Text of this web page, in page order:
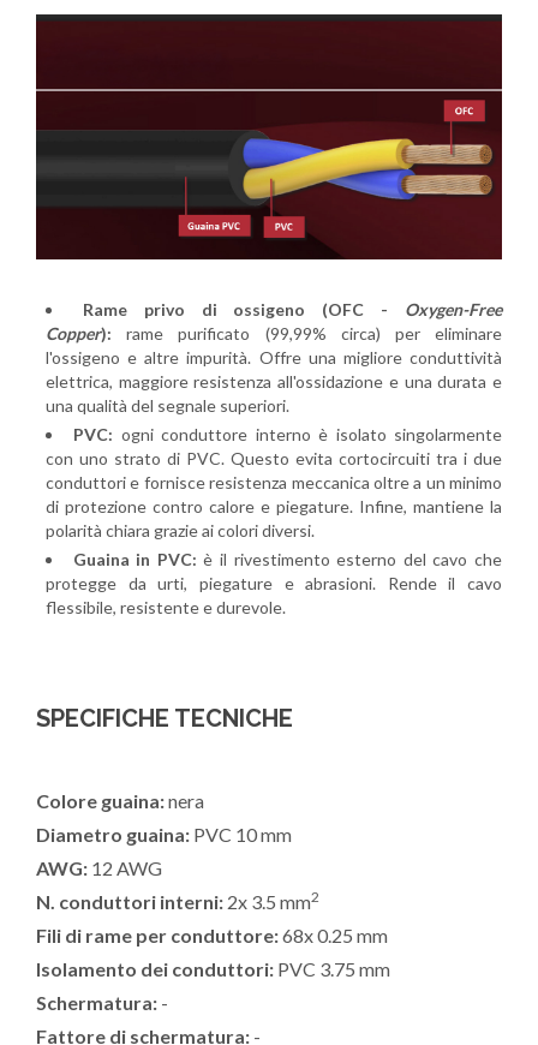
Rame privo di ossigeno (OFC - Oxygen-Free
Copper): rame purificato (99,99% circa) per eliminare
l'ossigeno e altre impurità. Offre una migliore conduttività
elettrica, maggiore resistenza all'ossidazione e una durata e
una qualità del segnale superiori.
PVC: ogni conduttore interno è isolato singolarmente
con uno strato di PVC. Questo evita cortocircuiti tra i due
conduttori e fornisce resistenza meccanica oltre a un minimo
di protezione contro calore e piegature. Infine, mantiene la
polarità chiara grazie ai colori diversi.
Guaina in PVC:è il rivestimento esterno del cavo che
protegge da urti, piegature e abrasioni. Rende il cavo
flessibile, resistente e durevole.
SPECIFICHE TECNICHE
Colore guaina:nera
Diametro guaina: PVC 10 mm
AWG: 12 AWG
N. conduttori interni: 2x 3.5 mm2
Fili di rame per conduttore:68x 0.25 mm
Isolamento dei conduttori: PVC 3.75 mm
Schermatura: -
Fattore di schermatura: -